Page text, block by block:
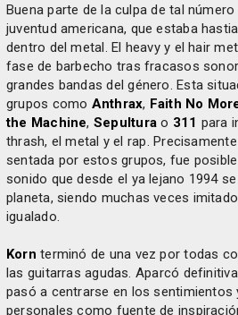
Buena parte de la culpa de tal
juventud americana, que estaba
dentro del metal. El heavy y el hair
fase de barbecho tras fracasos
grandes bandas del género. Esta
grupos como Anthrax, Faith No
the Machine, Sepulturao 311 para
thrash, el metal y el rap.
sentada por estos grupos, fue
sonido que desde el ya lejano 1994
planeta, siendo muchas veces
igualado.
Korn terminó de una vez por todas
las guitarras agudas. Aparcó
pasó a centrarse en los sentimientos
personales como fuente de